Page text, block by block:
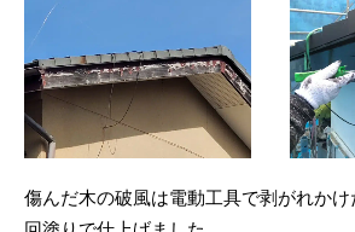
傷んだ木の破風は電動工具で剥がれか